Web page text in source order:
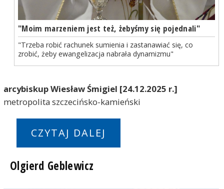
"Moim marzeniem jest też, żebyśmy się pojednali"
"Trzeba robić rachunek sumienia i zastanawiać się, co
zrobić, żeby ewangelizacja nabrała dynamizmu"
arcybiskup Wiesław Śmigiel [24.12.2025 r.]
metropolita szczecińsko-kamieński
CZYTAJ DALEJ
Olgierd Geblewicz